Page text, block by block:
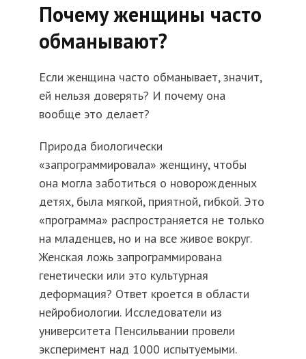
Почему женщины часто
обманывают?
Если женщина часто обманывает, значит,
ей нельзя доверять? И почему она
вообще это делает?
Природа биологически
«запрограммировала» женщину, чтобы
она могла заботиться о новорожденных
детях, была мягкой, приятной, гибкой. Это
«программа» распространяется не только
на младенцев, но и на все живое вокруг.
Женская ложь запрограммирована
генетически или это культурная
деформация? Ответ кроется в области
нейробиологии. Исследователи из
университета Пенсильвании провели
эксперимент над 1000 испытуемыми.